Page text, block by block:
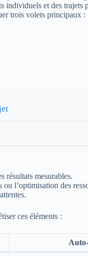
et des
trois volets principaux :
résultats mesurables.
l’optimisation des
ces éléments :